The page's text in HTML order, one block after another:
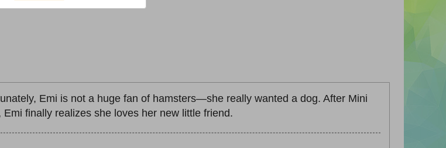
Emi is not a huge fan of hamsters—she really wanted a dog. After Mini
finally realizes she loves her new little friend.